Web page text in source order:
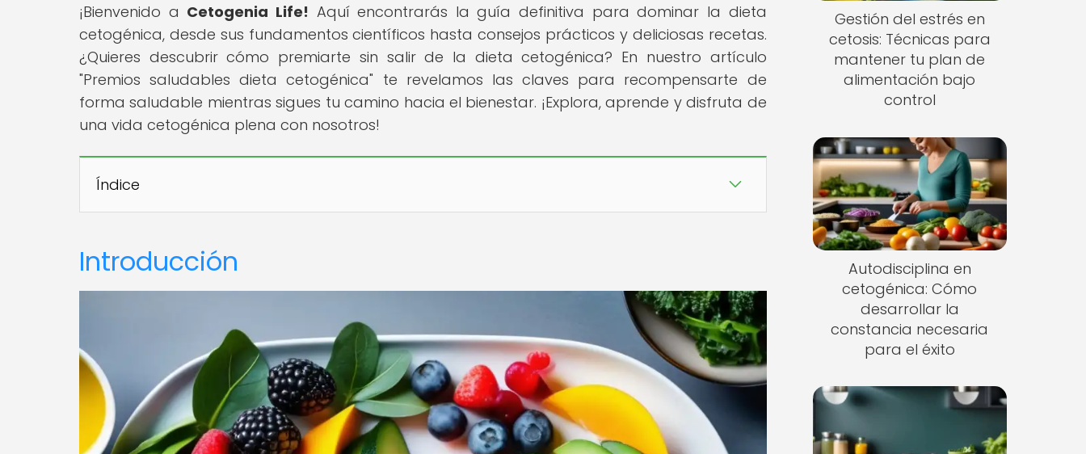
¡Bienvenido a Cetogenia Life! Aquí encontrarás la guía definitiva para dominar la dieta
cetogénica, desde sus fundamentos científicos hasta consejos prácticos y deliciosas recetas.
¿Quieres descubrir cómo premiarte sin salir de la dieta cetogénica? En nuestro artículo
"Premios saludables dieta cetogénica" te revelamos las claves para recompensarte de
forma saludable mientras sigues tu camino hacia el bienestar. ¡Explora, aprende y disfruta de
una vida cetogénica plena con nosotros!
Índice
Introducción
Gestión del estrés en
cetosis: Técnicas para
mantener tu plan de
alimentación bajo
control
Autodisciplina en
cetogénica: Cómo
desarrollar la
constancia necesaria
para el éxito